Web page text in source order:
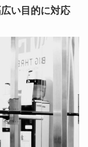
い目的に対応